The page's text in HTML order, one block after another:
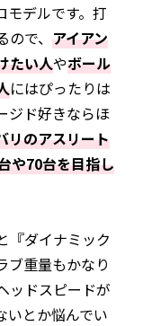
モデルです。打
で、 アイアン
たい人やボール
にはぴったりは
ジド好きならほ
リのアスリート
や70台を目指し
『ダイナミック
ブ重量もかなり
ッドスピードが
いとか悩んでい